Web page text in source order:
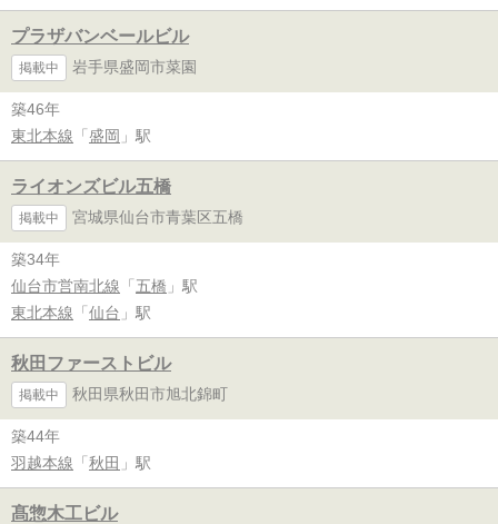
プラザバンベールビル
掲載中 岩手県盛岡市菜園
築46年
東北本線 「 盛岡 」駅
ライオンズビル五橋
掲載中 宮城県仙台市青葉区五橋
築34年
仙台市営南北線 「 五橋 」駅
東北本線 「 仙台 」駅
秋田ファーストビル
掲載中 秋田県秋田市旭北錦町
築44年
羽越本線 「 秋田 」駅
髙惣木工ビル